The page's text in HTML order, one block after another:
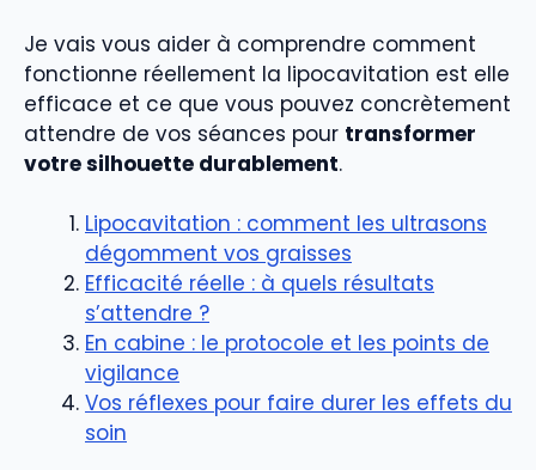
Je vais vous aider à comprendre comment
fonctionne réellement la lipocavitation est elle
efficace et ce que vous pouvez concrètement
attendre de vos séances pour transformer
votre silhouette durablement.
Lipocavitation : comment les ultrasons
dégomment vos graisses
Efficacité réelle : à quels résultats
s’attendre ?
En cabine : le protocole et les points de
vigilance
Vos réflexes pour faire durer les effets du
soin